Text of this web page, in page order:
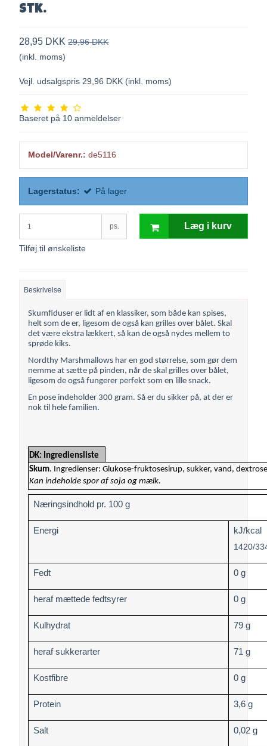
stk.
28,95 DKK 29,96 DKK
(inkl. moms)
Vejl. udsalgspris 29,96 DKK (inkl. moms)
Baseret på 10 anmeldelser
Model/Varenr.: de5116
Lagerstatus: På lager
ps. Læg i kurv
Tilføj til ønskeliste
Beskrivelse
Skumfiduser er lidt af en klassiker, som både kan spises,
helt som de er, ligesom de også kan grilles over bålet. Skal
det være ekstra lækkert, så kan de også nydes mellem to
sprøde kiks.
Nordthy Marshmallows har en god størrelse, som gør dem
nemme at sætte på pinden, når de skal grilles over bålet,
ligesom de også fungerer perfekt som en lille snack.
En pose indeholder 300 gram. Så er du sikker på, at der er
nok til hele familien.
DK: Ingrediensliste
Skum. Ingredienser: Glukose-fruktosesirup, sukker, vand,
Kan indeholde spor af soja og mælk.
Næringsindhold pr. 100 g
Energi
kJ/kcal
1420/
Fedt 0 g
heraf mættede fedtsyrer 0 g
Kulhydrat 79 g
heraf sukkerarter 71 g
Kostfibre 0 g
Protein 3,6 g
Salt 0,02 g